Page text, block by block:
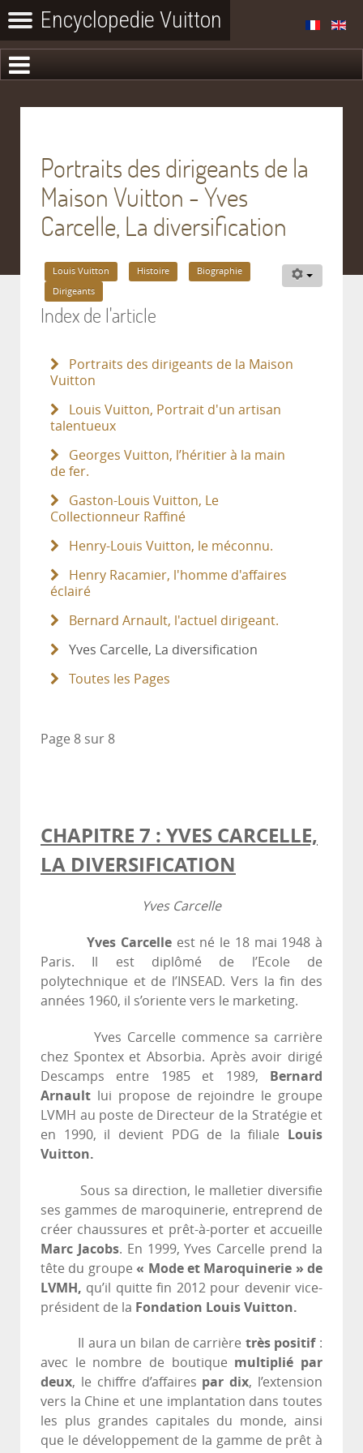
Portraits des dirigeants de la
Maison Vuitton - Yves
Carcelle, La diversification
Louis Vuitton Histoire
Biographie
Dirigeants
Index de l'article
Portraits des dirigeants de la Maison
Vuitton
Louis Vuitton, Portrait d'un artisan
talentueux
Georges Vuitton, l’héritier à la main
de fer.
Gaston-Louis Vuitton, Le
Collectionneur Raffiné
Henry-Louis Vuitton, le méconnu.
Henry Racamier, l'homme d'affaires
éclairé
Bernard Arnault, l'actuel dirigeant.
Yves Carcelle, La diversification
Toutes les Pages
Page 8 sur 8
CHAPITRE 7 : YVES CARCELLE,
LA DIVERSIFICATION
Yves Carcelle
Yves Carcelleest né le 18 mai 1948 à
Paris. Il est diplômé de l’Ecole de
polytechnique et de l’INSEAD. Vers la fin des
années 1960, il s’oriente vers le marketing.
Yves Carcelle commence sa carrière
chez Spontex et Absorbia. Après avoir dirigé
Descamps entre 1985 et 1989, Bernard
Arnault lui propose de rejoindre le groupe
LVMH au poste de Directeur de la Stratégie et
en 1990, il devient PDG de la filiale Louis
Vuitton.
Sous sa direction, le malletier diversifie
ses gammes de maroquinerie, entreprend de
créer chaussures et prêt-à-porter et accueille
Marc Jacobs. En 1999, Yves Carcelle prend la
tête du groupe « Mode et Maroquinerie » de
LVMH, qu’il quitte fin 2012 pour devenir vice-
président de la Fondation Louis Vuitton.
Il aura un bilan de carrière très positif:
avec le nombre de boutique multiplié par
deux, le chiffre d’affaires par dix, l’extension
vers la Chine et une implantation dans toutes
les plus grandes capitales du monde, ainsi
que le développement de la gamme de prêt à